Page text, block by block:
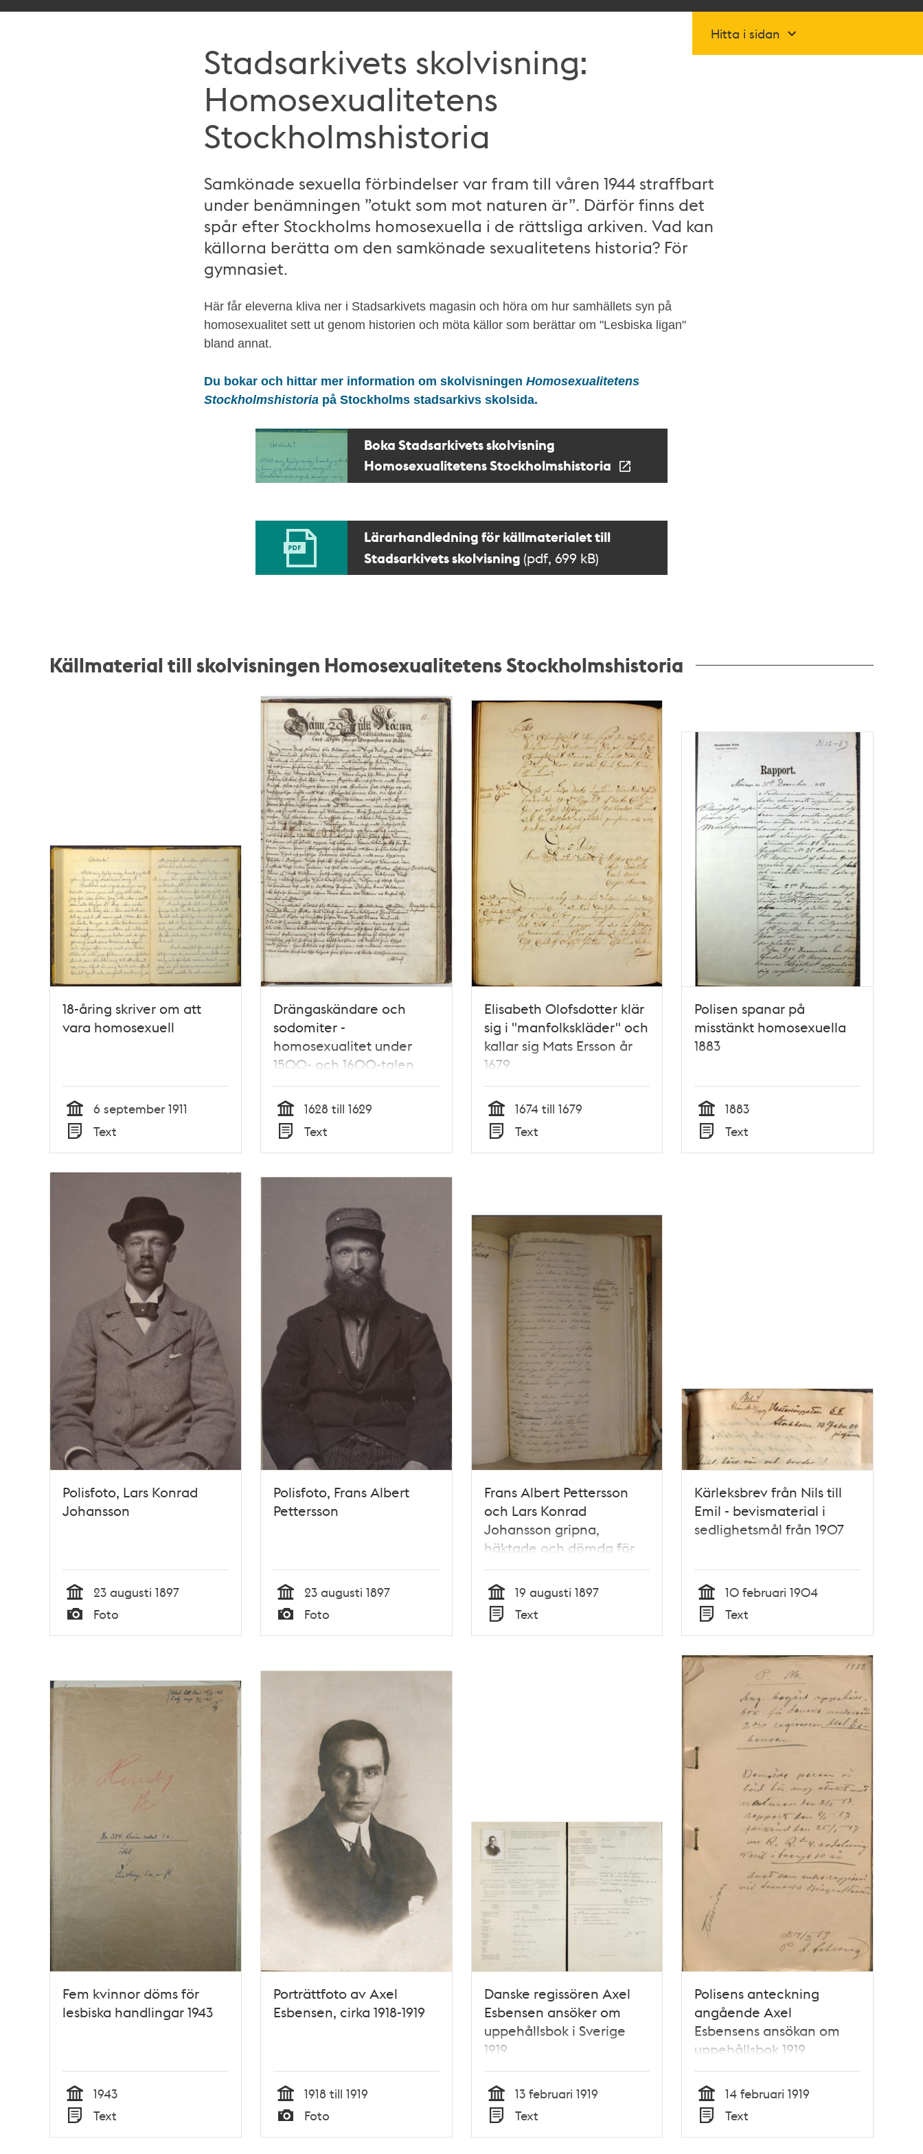
Hitta i sidan
Stadsarkivets skolvisning:
Homosexualitetens
Stockholmshistoria
Samkönade sexuella förbindelser var fram till våren 1944 straffbart
under benämningen ”otukt som mot naturen är”. Därför finns det
spår efter Stockholms homosexuella i de rättsliga arkiven. Vad kan
källorna berätta om den samkönade sexualitetens historia? För
gymnasiet.
Här får eleverna kliva ner i Stadsarkivets magasin och höra om hur samhällets syn på
homosexualitet sett ut genom historien och möta källor som berättar om "Lesbiska ligan"
bland annat.
Du bokar och hittar mer information om skolvisningen Homosexualitetens
Stockholmshistoria på Stockholms stadsarkivs skolsida.
Boka Stadsarkivets skolvisning
Homosexualitetens Stockholmshistoria
Lärarhandledning för källmaterialet till
Stadsarkivets skolvisning (pdf, 699 kB)
Källmaterial till skolvisningen Homosexualitetens Stockholmshistoria
18-åring skriver om att
vara homosexuell
Tid
6 september 1911
Text
Drängaskändare och
sodomiter -
homosexualitet under
1500- och 1600-talen
Tid
1628 till 1629
Text
Elisabeth Olofsdotter klär
sig i "manfolkskläder" och
kallar sig Mats Ersson år
1679
Tid
1674 till 1679
Text
Polisen spanar på
misstänkt homosexuella
1883
Tid
1883
Text
Polisfoto, Lars Konrad
Johansson
Tid
23 augusti 1897
Typ
Foto
Polisfoto, Frans Albert
Pettersson
Tid
23 augusti 1897
Typ
Foto
Frans Albert Pettersson
och Lars Konrad
Johansson gripna,
häktade och dömda för
”otukt, som mot naturen
är” i augusti 1897.
Tid
19 augusti 1897
Typ
Text
Kärleksbrev från Nils till
Emil - bevismaterial i
sedlighetsmål från 1907
Tid
10 februari 1904
Typ
Text
Fem kvinnor döms för
lesbiska handlingar 1943
Tid
1943
Typ
Text
Porträttfoto av Axel
Esbensen, cirka 1918-1919
Tid
1918 till 1919
Typ
Foto
Danske regissören Axel
Esbensen ansöker om
uppehållsbok i Sverige
1919
Tid
13 februari 1919
Typ
Text
Polisens anteckning
angående Axel
Esbensens ansökan om
uppehållsbok 1919
Tid
14 februari 1919
Typ
Text